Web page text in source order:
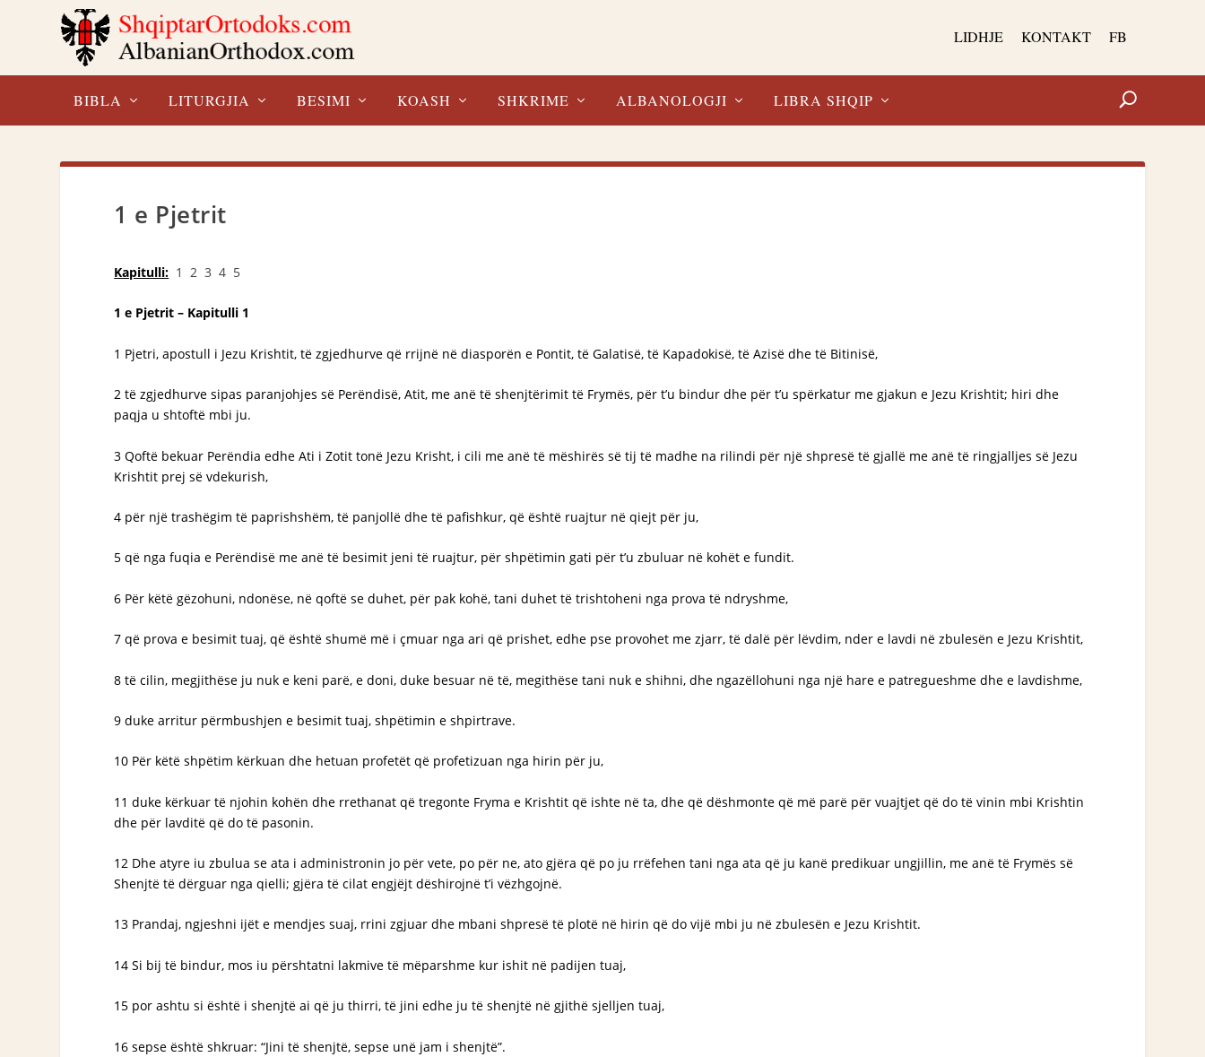
LIDHJE KONTAKT FB
BIBLA LITURGJIA BESIMI KOASH SHKRIME ALBANOLOGJI LIBRA SHQIP
1 e Pjetrit
Kapitulli: 1 2 3 4 5
1 e Pjetrit – Kapitulli 1
1 Pjetri, apostull i Jezu Krishtit, të zgjedhurve që rrijnë në diasporën e Pontit, të Galatisë, të Kapadokisë, të Azisë dhe të Bitinisë,
2 të zgjedhurve sipas paranjohjes së Perëndisë, Atit, me anë të shenjtërimit të Frymës, për t’u bindur dhe për t’u spërkatur me gjakun e Jezu Krishtit; hiri dhe
paqja u shtoftë mbi ju.
3 Qoftë bekuar Perëndia edhe Ati i Zotit tonë Jezu Krisht, i cili me anë të mëshirës së tij të madhe na rilindi për një shpresë të gjallë me anë të ringjalljes së Jezu
Krishtit prej së vdekurish,
4 për një trashëgim të paprishshëm, të panjollë dhe të pafishkur, që është ruajtur në qiejt për ju,
5 që nga fuqia e Perëndisë me anë të besimit jeni të ruajtur, për shpëtimin gati për t’u zbuluar në kohët e fundit.
6 Për këtë gëzohuni, ndonëse, në qoftë se duhet, për pak kohë, tani duhet të trishtoheni nga prova të ndryshme,
7 që prova e besimit tuaj, që është shumë më i çmuar nga ari që prishet, edhe pse provohet me zjarr, të dalë për lëvdim, nder e lavdi në zbulesën e Jezu Krishtit,
8 të cilin, megjithëse ju nuk e keni parë, e doni, duke besuar në të, megithëse tani nuk e shihni, dhe ngazëllohuni nga një hare e patregueshme dhe e lavdishme,
9 duke arritur përmbushjen e besimit tuaj, shpëtimin e shpirtrave.
10 Për këtë shpëtim kërkuan dhe hetuan profetët që profetizuan nga hirin për ju,
11 duke kërkuar të njohin kohën dhe rrethanat që tregonte Fryma e Krishtit që ishte në ta, dhe që dëshmonte që më parë për vuajtjet që do të vinin mbi Krishtin
dhe për lavditë që do të pasonin.
12 Dhe atyre iu zbulua se ata i administronin jo për vete, po për ne, ato gjëra që po ju rrëfehen tani nga ata që ju kanë predikuar ungjillin, me anë të Frymës së
Shenjtë të dërguar nga qielli; gjëra të cilat engjëjt dëshirojnë t’i vëzhgojnë.
13 Prandaj, ngjeshni ijët e mendjes suaj, rrini zgjuar dhe mbani shpresë të plotë në hirin që do vijë mbi ju në zbulesën e Jezu Krishtit.
14 Si bij të bindur, mos iu përshtatni lakmive të mëparshme kur ishit në padijen tuaj,
15 por ashtu si është i shenjtë ai që ju thirri, të jini edhe ju të shenjtë në gjithë sjelljen tuaj,
16 sepse është shkruar: “Jini të shenjtë, sepse unë jam i shenjtë”.